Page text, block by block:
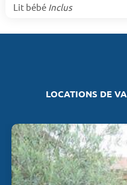
Lit bébé Inclus
LOCATIONS DE